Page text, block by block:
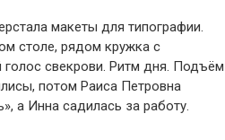
макеты для типографии.
столе, рядом кружка с
свекрови. Ритм дня. Подъём
потом Раиса Петровна
а Инна садилась за работу.